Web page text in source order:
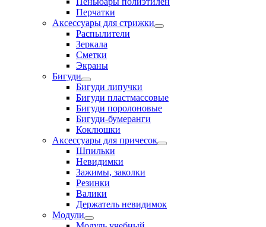
Перчатки
Аксессуары для стрижки
Распылители
Зеркала
Сметки
Экраны
Бигуди
Бигуди липучки
Бигуди пластмассовые
Бигуди поролоновые
Бигуди-бумеранги
Коклюшки
Аксессуары для причесок
Шпильки
Невидимки
Зажимы, заколки
Резинки
Валики
Держатель невидимок
Модули